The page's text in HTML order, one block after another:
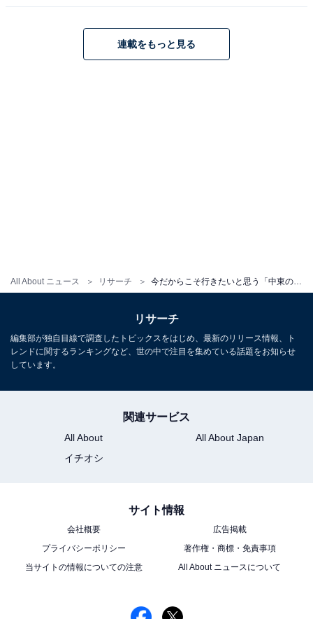
All About ニュース リサーチ
2
連載をもっと見る
リサーチ
編集部が独自目線で調査したトピックスをはじめ、最新のリリース情報、ト
レンドに関するランキングなど、世の中で注目を集めている話題をお知らせ
しています。
関連サービス
All About
All About Japan
イチオシ
サイト情報
会社概要
広告掲載
プライバシーポリシー
著作権・商標・免責事項
当サイトの情報についての注意
All About ニュースについて